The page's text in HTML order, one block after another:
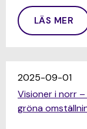
LÄS MER
2025-09-01
Visioner i norr
gröna